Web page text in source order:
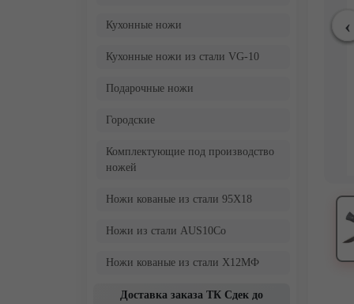
Кухонные ножи
Кухонные ножи из стали VG-10
Подарочные ножи
Городские
Комплектующие под производство
ножей
Ножи кованые из стали 95Х18
Ножи из стали AUS10Co
Ножи кованые из стали Х12МФ
Доставка заказа ТК Сдек до